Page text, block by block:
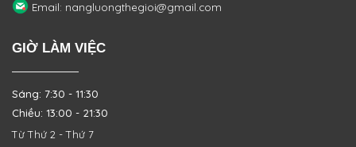
Email: nangluongthegioi@gmail.com
GIỜ LÀM VIỆC
Sáng: 7:30 - 11:30
Chiều: 13:00 - 21:30
Từ Thứ 2 - Thứ 7